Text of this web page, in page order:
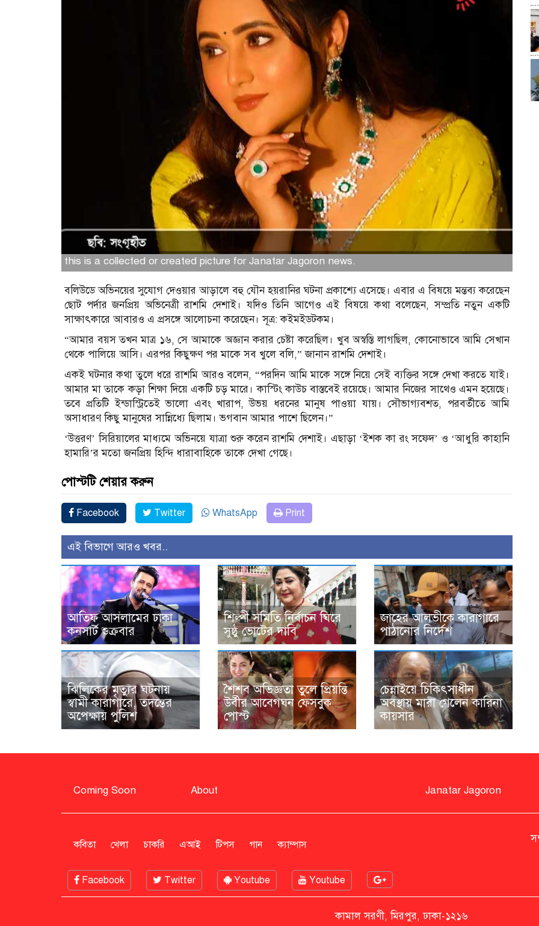
this is a collected or created picture for Janatar Jagoron news.
বলিউডে অভিনয়ের সুযোগ দেওয়ার আড়ালে বহু যৌন হয়রানির ঘটনা প্রকাশ্যে এসেছে। এবার এ বিষয়ে মন্তব্য করেছেন
ছোট পর্দার জনপ্রিয় অভিনেত্রী রাশমি দেশাই। যদিও তিনি আগেও এই বিষয়ে কথা বলেছেন, সম্প্রতি নতুন একটি
সাক্ষাৎকারে আবারও এ প্রসঙ্গে আলোচনা করেছেন। সূত্র: কইমইডটকম।
“আমার বয়স তখন মাত্র ১৬, সে আমাকে অজ্ঞান করার চেষ্টা করেছিল। খুব অস্বস্তি লাগছিল, কোনোভাবে আমি সেখান
থেকে পালিয়ে আসি। এরপর কিছুক্ষণ পর মাকে সব খুলে বলি,” জানান রাশমি দেশাই।
একই ঘটনার কথা তুলে ধরে রাশমি আরও বলেন, “পরদিন আমি মাকে সঙ্গে নিয়ে সেই ব্যক্তির সঙ্গে দেখা করতে যাই।
আমার মা তাকে কড়া শিক্ষা দিয়ে একটি চড় মারে। কাস্টিং কাউচ বাস্তবেই রয়েছে। আমার নিজের সাথেও এমন হয়েছে।
তবে প্রতিটি ইন্ডাস্ট্রিতেই ভালো এবং খারাপ, উভয় ধরনের মানুষ পাওয়া যায়। সৌভাগ্যবশত, পরবর্তীতে আমি
অসাধারণ কিছু মানুষের সান্নিধ্যে ছিলাম। ভগবান আমার পাশে ছিলেন।”
‘উত্তরণ’ সিরিয়ালের মাধ্যমে অভিনয়ে যাত্রা শুরু করেন রাশমি দেশাই। এছাড়া ‘ইশক কা রং সফেদ’ ও ‘আধুরি কাহানি
হামারি’র মতো জনপ্রিয় হিন্দি ধারাবাহিকে তাকে দেখা গেছে।
পোস্টটি শেয়ার করুন
Facebook Twitter WhatsApp Print
এই বিভাগে আরও খবর..
আতিফ আসলামের ঢাকা
কনসার্ট শুক্রবার
শিল্পী সমিতি নির্বাচন ঘিরে
সুষ্ঠু ভোটের দাবি
জাহের আলভীকে কারাগারে
পাঠানোর নির্দেশ
ঝিলিকের মৃত্যুর ঘটনায়
স্বামী কারাগারে, তদন্তের
অপেক্ষায় পুলিশ
শৈশব অভিজ্ঞতা তুলে প্রিয়ন্তি
উর্বীর আবেগঘন ফেসবুক
পোস্ট
চেন্নাইয়ে চিকিৎসাধীন
অবস্থায় মারা গেলেন কারিনা
কায়সার
Coming Soon About Janatar Jagoron
কবিতা খেলা চাকরি এআই টিপস গান ক্যাম্পাস
Facebook Twitter Youtube Youtube
কামাল সরণী, মিরপুর, ঢাকা-১২১৬